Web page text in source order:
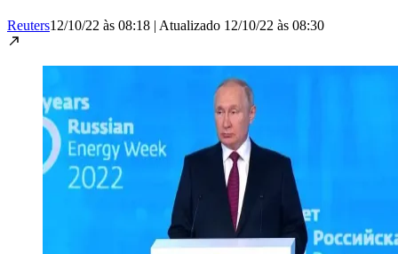
Reuters12/10/22 às 08:18 | Atualizado 12/10/22 às 08:30